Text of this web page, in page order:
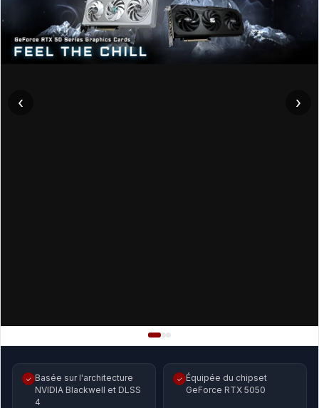
‹ ›
✓ Basée sur l'architecture
NVIDIA Blackwell et DLSS
4
✓ Équipée du chipset
GeForce RTX 5050